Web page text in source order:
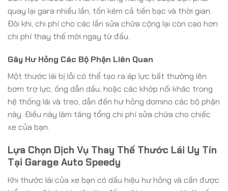
quay lại gara nhiều lần, tốn kém cả tiền bạc và thời gian.
Đôi khi, chi phí cho các lần sửa chữa cộng lại còn cao hơn
chi phí thay thế mới ngay từ đầu.
Gây Hư Hỏng Các Bộ Phận Liên Quan
Một thước lái bị lỗi có thể tạo ra áp lực bất thường lên
bơm trợ lực, ống dẫn dầu, hoặc các khớp nối khác trong
hệ thống lái và treo, dẫn đến hư hỏng domino các bộ phận
này. Điều này làm tăng tổng chi phí sửa chữa cho chiếc
xe của bạn.
Lựa Chọn Dịch Vụ Thay Thế Thước Lái Uy Tín
Tại Garage Auto Speedy
Khi thước lái của xe bạn có dấu hiệu hư hỏng và cần được